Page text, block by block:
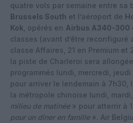
quatre vols par semaine entre sa
Brussels South et l’aéroport de
Kok , opérés en Airbus A340-300
classes (avant d’être reconfiguré
classe Affaires, 21 en Premium et
la piste de Charleroi sera
programmés lundi, mercredi,
pour arriver le lendemain à 7h30,
la métropole chinoise lundi,
milieu de matinée » pour atterrir à
pour un dîner en famille ». Air